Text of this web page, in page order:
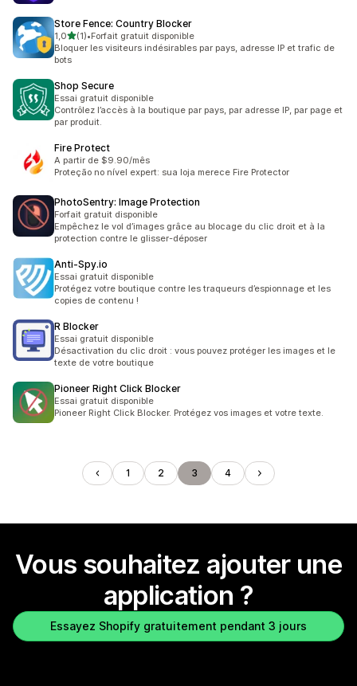
Store Fence: Country Blocker
1,0étoile(s) sur 5
(1)
1 avis au total
•Forfait gratuit disponible
Bloquer les visiteurs indésirables par pays, adresse IP et trafic de
bots
Shop Secure
Essai gratuit disponible
Contrôlez l’accès à la boutique par pays, par adresse IP, par page et
par produit.
Fire Protect
A partir de $9.90/mês
Proteção no nível expert: sua loja merece Fire Protector
PhotoSentry: Image Protection
Forfait gratuit disponible
Empêchez le vol d’images grâce au blocage du clic droit et à la
protection contre le glisser-déposer
Anti‑Spy.io
Essai gratuit disponible
Protégez votre boutique contre les traqueurs d’espionnage et les
copies de contenu !
R Blocker
Essai gratuit disponible
Désactivation du clic droit : vous pouvez protéger les images et le
texte de votre boutique
Pioneer Right Click Blocker
Essai gratuit disponible
Pioneer Right Click Blocker. Protégez vos images et votre texte.
1 2 3 4
Vous souhaitez ajouter une
application ?
Essayez Shopify gratuitement pendant 3 jours